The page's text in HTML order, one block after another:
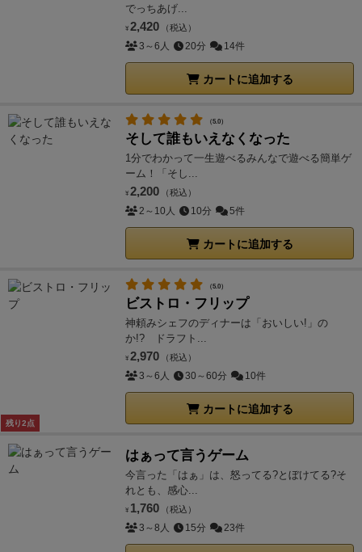
でっちあげ...
¥ 2,420 （税込）
3～6人 20分 14件
カートに追加する
（5.0）
そして誰もいえなくなった
1分でわかって一生遊べるみんなで遊べる簡単ゲ
ーム！「そし...
¥ 2,200 （税込）
2～10人 10分 5件
カートに追加する
残り2点
（5.0）
ビストロ・フリップ
神頼みシェフのディナーは「おいしい!」の
か!? ドラフト...
¥ 2,970 （税込）
3～6人 30～60分 10件
カートに追加する
はぁって言うゲーム
今言った「はぁ」は、怒ってる?とぼけてる?そ
れとも、感心...
¥ 1,760 （税込）
3～8人 15分 23件